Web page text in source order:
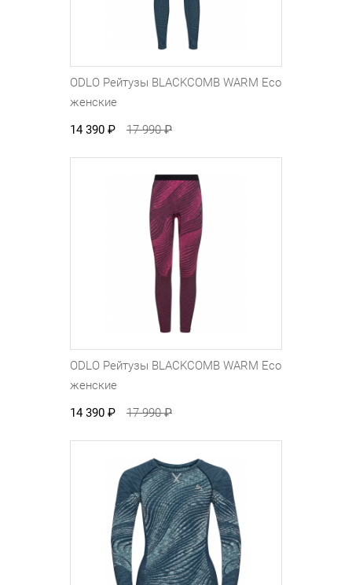
ODLO Рейтузы BLACKCOMB WARM Eco
женские
14 390 ₽ 17 990₽
ODLO Рейтузы BLACKCOMB WARM Eco
женские
14 390 ₽ 17 990₽